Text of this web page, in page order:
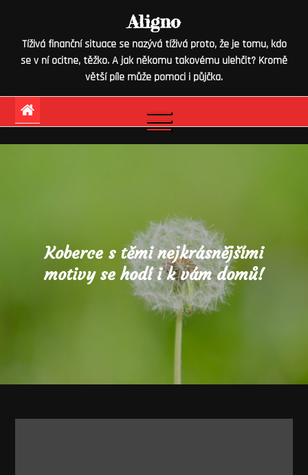
content
Aligno
Tíživá finanční situace se nazývá tíživá proto, že je tomu, kdo
se v ní ocitne, těžko. A jak někomu takovému ulehčit? Kromě
větší píle může pomoci i půjčka.
Koberce s těmi nejkrásnějšími
motivy se hodí i k vám domů!